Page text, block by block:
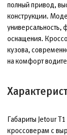
полный привод,
конструкции.
универсальность,
оснащения.
кузова,
на комфорт
Габариты Jetour
кроссоверам с